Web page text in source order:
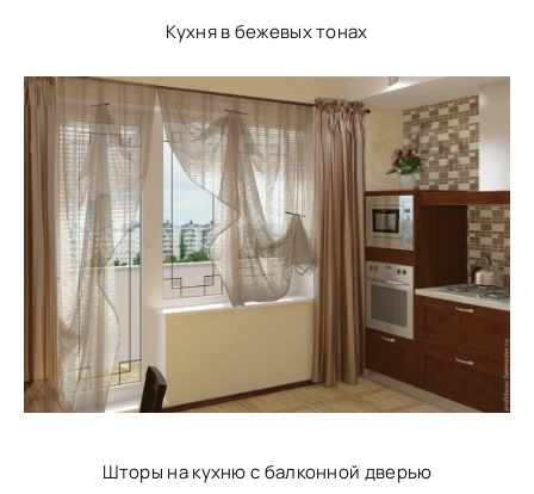
Кухня в бежевых тонах
Шторы на кухню с балконной дверью